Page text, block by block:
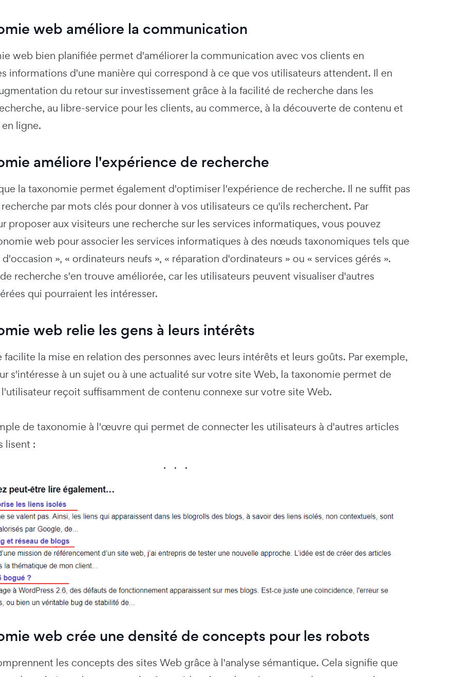
web améliore la communication
web bien planifiée permet d'améliorer la communication avec vos clients en
informations d'une manière qui correspond à ce que vos utilisateurs attendent. Il en
du retour sur investissement grâce à la facilité de recherche dans les
au libre-service pour les clients, au commerce, à la découverte de contenu et
ligne.
améliore l'expérience de recherche
la taxonomie permet également d'optimiser l'expérience de recherche. Il ne suffit pas
par mots clés pour donner à vos utilisateurs ce qu'ils recherchent. Par
proposer aux visiteurs une recherche sur les services informatiques, vous pouvez
web pour associer les services informatiques à des nœuds taxonomiques tels que
», « ordinateurs neufs », « réparation d'ordinateurs » ou « services gérés ».
recherche s'en trouve améliorée, car les utilisateurs peuvent visualiser d'autres
qui pourraient les intéresser.
web relie les gens à leurs intérêts
facilite la mise en relation des personnes avec leurs intérêts et leurs goûts. Par exemple,
s'intéresse à un sujet ou à une actualité sur votre site Web, la taxonomie permet de
l'utilisateur reçoit suffisamment de contenu connexe sur votre site Web.
de taxonomie à l'œuvre qui permet de connecter les utilisateurs à d'autres articles
lisent :
web crée une densité de concepts pour les robots
les concepts des sites Web grâce à l'analyse sémantique. Cela signifie que